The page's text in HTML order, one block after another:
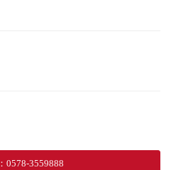
： 0578-3559888